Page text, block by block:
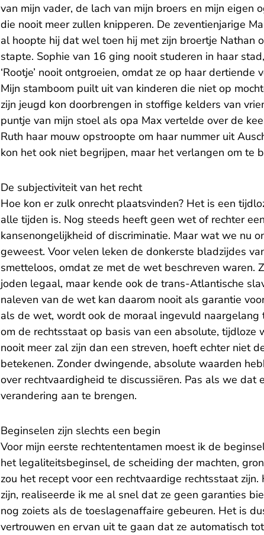
van mijn vader, de lach van mijn broers en mijn eigen
die nooit meer zullen knipperen. De zeventienjarige
al hoopte hij dat wel toen hij met zijn broertje Nathan
stapte. Sophie van 16 ging nooit studeren in haar
‘Rootje’ nooit ontgroeien, omdat ze op haar
Mijn stamboom puilt uit van kinderen die niet op
zijn jeugd kon doorbrengen in stoffige kelders van
puntje van mijn stoel als opa Max vertelde over de
Ruth haar mouw opstroopte om haar nummer uit
kon het ook niet begrijpen, maar het verlangen om te
De subjectiviteit van het recht
Hoe kon er zulk onrecht plaatsvinden? Het is een
alle tijden is. Nog steeds heeft geen wet of rechter
kansenongelijkheid of discriminatie. Maar wat we nu
geweest. Voor velen leken de donkerste bladzijdes
smetteloos, omdat ze met de wet beschreven waren.
joden legaal, maar kende ook de trans-Atlantische
naleven van de wet kan daarom nooit als garantie
als de wet, wordt ook de moraal ingevuld
om de rechtsstaat op basis van een absolute, tijdloze
nooit meer zal zijn dan een streven, hoeft echter niet
betekenen. Zonder dwingende, absolute waarden
over rechtvaardigheid te discussiëren. Pas als we dat
verandering aan te brengen.
Beginselen zijn slechts een begin
Voor mijn eerste rechtententamen moest ik de
het legaliteitsbeginsel, de scheiding der machten,
zou het recept voor een rechtvaardige rechtsstaat
zijn, realiseerde ik me al snel dat ze geen garanties
nog zoiets als de toeslagenaffaire gebeuren. Het is
vertrouwen en ervan uit te gaan dat ze automatisch